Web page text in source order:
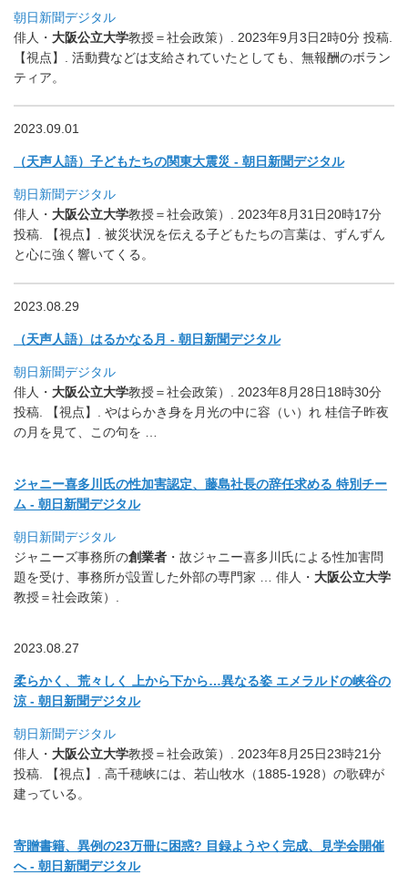
朝日新聞デジタル
俳人・ 大阪公立大学教授＝社会政策）. 2023年9月3日2時0分 投稿.
【視点】. 活動費などは支給されていたとしても、無報酬のボラン
ティア。
2023.09.01
（天声人語）子どもたちの関東大震災 - 朝日新聞デジタル
朝日新聞デジタル
俳人・ 大阪公立大学教授＝社会政策）. 2023年8月31日20時17分
投稿. 【視点】. 被災状況を伝える子どもたちの言葉は、 ずんずん
と心に強く響いてくる。
2023.08.29
（天声人語）はるかなる月 - 朝日新聞デジタル
朝日新聞デジタル
俳人・ 大阪公立大学教授＝社会政策）. 2023年8月28日18時30分
投稿. 【視点】. やはらかき身を月光の中に容（い）れ 桂信子昨夜
の月を見て、この句を …
ジャニー喜多川氏の性加害認定、藤島社長の辞任求める 特別チー
ム - 朝日新聞デジタル
朝日新聞デジタル
ジャニーズ事務所の創業者 ・ 故ジャニー喜多川氏による性加害問
題を受け、 事務所が設置した外部の専門家 … 俳人・ 大阪公立大学
教授＝社会政策）.
2023.08.27
柔らかく、荒々しく 上から下から…異なる姿 エメラルドの峡谷の
涼 - 朝日新聞デジタル
朝日新聞デジタル
俳人・ 大阪公立大学教授＝社会政策）. 2023年8月25日23時21分
投稿. 【視点】. 高千穂峡には、若山牧水（1885-1928） の歌碑が
建っている。
寄贈書籍、異例の23万冊に困惑? 目録ようやく完成、見学会開催
へ - 朝日新聞デジタル